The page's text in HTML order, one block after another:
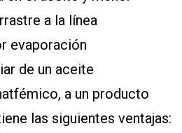
a la línea
evaporación
de un aceite
a un producto
las siguientes ventajas: